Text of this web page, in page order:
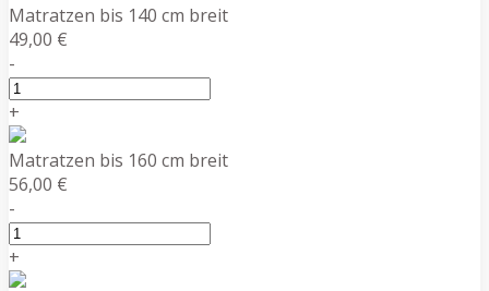
Matratzen bis 140 cm breit
49,00 €
-
+
Matratzen bis 160 cm breit
56,00 €
-
+